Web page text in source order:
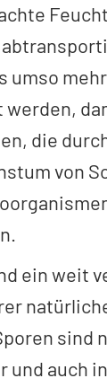
umso
die
von
ein weit
sind
und auch in